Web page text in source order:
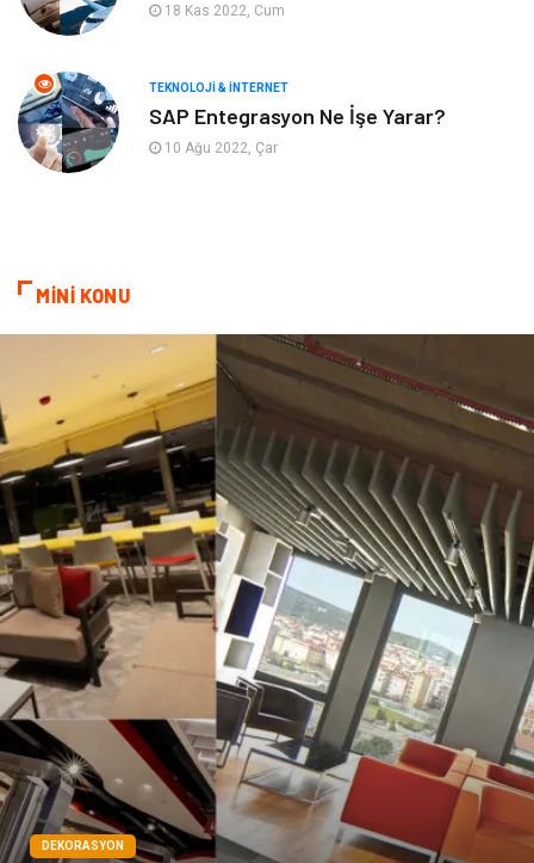
Astroloji Aksesuar
Mobilya diş sağlığı
Bebek Giyim
Mermer
18 Kas 2022, Cum
TEKNOLOJI & İNTERNET
SAP Entegrasyon Ne İşe Yarar?
10 Ağu 2022, Çar
MİNİ KONU
DEKORASYON